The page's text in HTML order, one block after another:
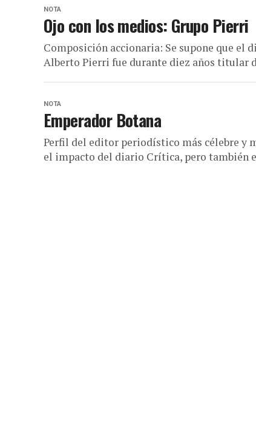
NOTA
Ojo con los medios: Grupo Pierri
Composición accionaria: Se supone que
Alberto Pierri fue durante diez años titular
NOTA
Emperador Botana
Perfil del editor periodístico más célebre y
el impacto del diario Crítica, pero también